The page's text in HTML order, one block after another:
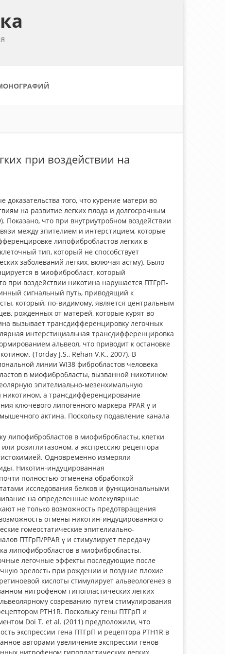
при воздействии на
того, что курение матери во
на развитие легких плода и долгосрочным
Показано, что при внутриутробном воздействии
между эпителием и интерстицием, которые
липофибробластов легких в
тип, который не способствует
заболеваний легких, включая астму). Было
в миофибробласт, который
при воздействии никотина нарушается ПТГрП-
сигнальный путь, приводящий к
который, по-видимому, является центральным
рожденных от матерей, которые курят во
вызывает трансдифференцировку легочных
интерстициальная трансдифференцировка
альвеол, что приводит к остановке
(Torday J.S., Rehan V.K., 2007). В
линии WI38 фибробластов человека
в миофибробласты, вызванной никотином
эпителиально-мезенхимальную
а трансдифференцирование
ключевого липогенного маркера PPAR γ и
актина. Поскольку подавление канала
в миофибробласты, клетки
розиглитазоном, а экспрессию рецептора
Одновременно измеряли
Никотин-индуцированная
полностью отменена обработкой
исследования белков и функциональными
на определенные молекулярные
не только возможность предотвращения
отмены никотин-индуцированного
гомеостатические эпителиально-
ПТГрП/PPAR γ и стимулирует передачу
липофибробластов в миофибробласты,
легочные эффекты последующие после
зрелость при рождении и поздние плохие
кислоты стимулирует альвеологенез в
нитрофеном гипопластических легких
созреванию путем стимулирования
PTH1R. Поскольку гены ПТГрП и
Doi T. et al. (2011) предположили, что
экспрессии гена ПТГрП и рецептора PTH1R в
авторами увеличение экспрессии генов